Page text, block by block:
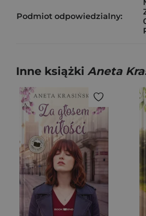
Podmiot odpowiedzialny:
Inne książki Aneta